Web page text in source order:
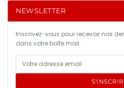
NEWSLETTER
Inscrivez-vous pour recevoir nos
dans votre boîte mail.